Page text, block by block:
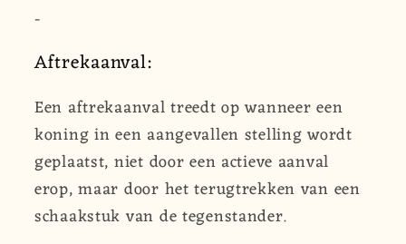
-
Aftrekaanval:
Een aftrekaanval treedt op wanneer een
koning in een aangevallen stelling wordt
geplaatst, niet door een actieve aanval
erop, maar door het terugtrekken van een
schaakstuk van de tegenstander.